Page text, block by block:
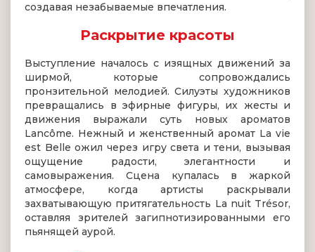
создавая незабываемые впечатления.
Раскрытие красоты
Выступление началось с изящных движений за
ширмой, которые сопровождались
пронзительной мелодией. Силуэты художников
превращались в эфирные фигуры, их жесты и
движения выражали суть новых ароматов
Lancôme. Нежный и женственный аромат La vie
est Belle ожил через игру света и тени, вызывая
ощущение радости, элегантности и
самовыражения. Сцена купалась в жаркой
атмосфере, когда артисты раскрывали
захватывающую притягательность La nuit Trésor,
оставляя зрителей загипнотизированными его
пьянящей аурой.